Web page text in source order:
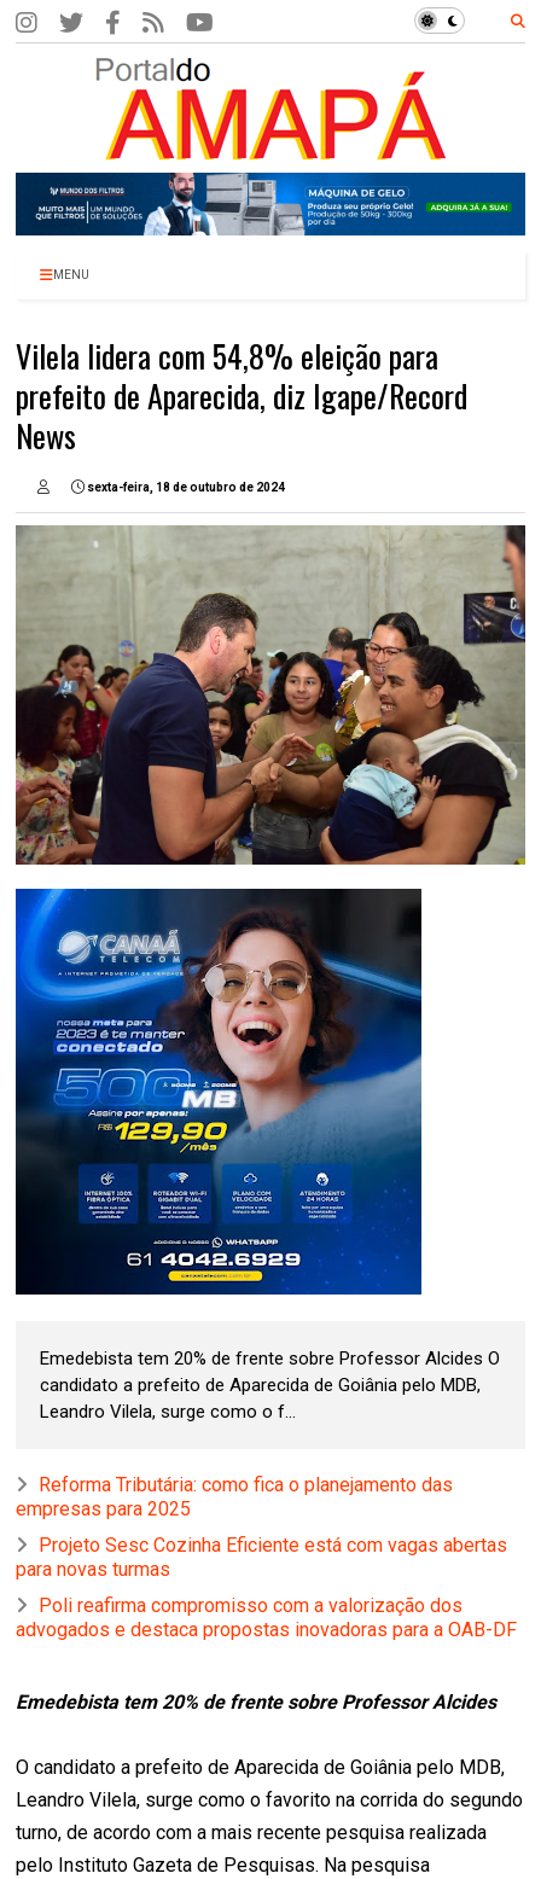
MENU
Vilela lidera com 54,8% eleição para
prefeito de Aparecida, diz Igape/Record
News
sexta-feira, 18 de outubro de 2024
Emedebista tem 20% de frente sobre Professor Alcides O
candidato a prefeito de Aparecida de Goiânia pelo MDB,
Leandro Vilela, surge como o f...
Reforma Tributária: como fica o planejamento das
empresas para 2025
Projeto Sesc Cozinha Eficiente está com vagas abertas
para novas turmas
Poli reafirma compromisso com a valorização dos
advogados e destaca propostas inovadoras para a OAB-DF
Emedebista tem 20% de frente sobre Professor Alcides
O candidato a prefeito de Aparecida de Goiânia pelo MDB,
Leandro Vilela, surge como o favorito na corrida do segundo
turno, de acordo com a mais recente pesquisa realizada
pelo Instituto Gazeta de Pesquisas. Na pesquisa